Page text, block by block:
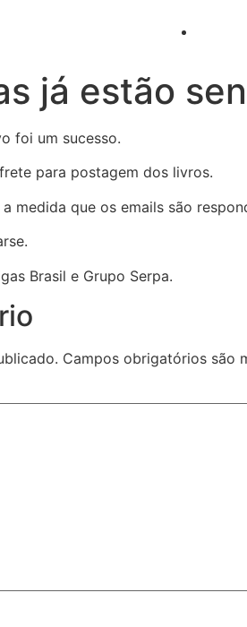
já estão
foi um sucesso.
para postagem dos livros.
medida que os emails são
Brasil e Grupo Serpa.
Campos obrigatórios são